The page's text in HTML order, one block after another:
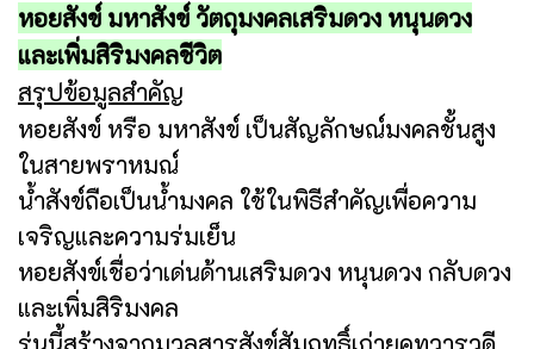
หอยสังข์ มหาสังข์ วัตถุมงคลเสริมดวง หนุนดวง
และเพิ่มสิริมงคลชีวิต
สรุปข้อมูลสำคัญ
หอยสังข์ หรือ มหาสังข์ เป็นสัญลักษณ์มงคลชั้นสูง
ในสายพราหมณ์
น้ำสังข์ถือเป็นน้ำมงคล ใช้ในพิธีสำคัญเพื่อความ
เจริญและความร่มเย็น
หอยสังข์เชื่อว่าเด่นด้านเสริมดวง หนุนดวง กลับดวง
และเพิ่มสิริมงคล
รุ่นนี้สร้างจากมวลสารสังข์สัมฤทธิ์เก่ายุคทวารวดี